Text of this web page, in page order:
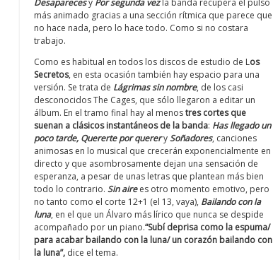
Desaparecesy Por segunda vezla banda recupera el pulso
más animado gracias a una sección rítmica que parece que
no hace nada, pero lo hace todo. Como si no costara
trabajo.
Como es habitual en todos los discos de estudio de Los
Secretos, en esta ocasión también hay espacio para una
versión. Se trata de Lágrimas sin nombre, de los casi
desconocidos The Cages, que sólo llegaron a editar un
álbum. En el tramo final hay al menostres cortes que
suenan a clásicos instantáneos de la banda: Has llegado un
poco tarde, Quererte por quererySoñadores, canciones
animosas en lo musical que crecerán exponencialmente en
directo y que asombrosamente dejan una sensación de
esperanza, a pesar de unas letras que plantean más bien
todo lo contrario. Sin airees otro momento emotivo, pero
no tanto como el corte 12+1 (el 13, vaya), Bailando con la
luna, en el que un Álvaro más lírico que nunca se despide
acompañado por un piano.“Subí deprisa como la espuma/
para acabar bailando con la luna/ un corazón bailando con
la luna”, dice el tema.